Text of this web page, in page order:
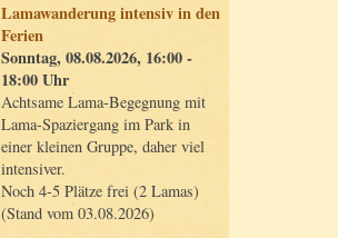
Lamawanderung intensiv in den
Ferien
Sonntag, 08.08.2026, 16:00 -
18:00 Uhr
Achtsame Lama-Begegnung mit
Lama-Spaziergang im Park in
einer kleinen Gruppe, daher viel
intensiver.
Noch 4-5 Plätze frei (2 Lamas)
(Stand vom 03.08.2026)